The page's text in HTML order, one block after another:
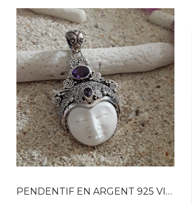
Dans mon panier
APERÇU RAPIDE
PENDENTIF EN ARGENT 925 VISAGE EN OS...